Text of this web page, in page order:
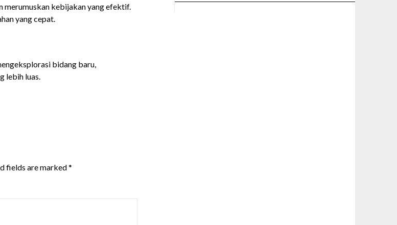
merumuskan kebijakan yang efektif.
yang cepat.
bidang baru,
lebih luas.
fields are marked*